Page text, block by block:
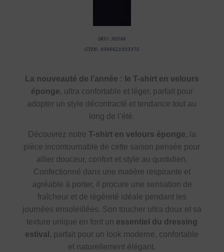
SKU: 36546
GTIN: 9306621033375
La nouveauté de l’année : le T-shirt en velours
éponge, ultra confortable et léger, parfait pour
adopter un style décontracté et tendance tout au
long de l’été.
Découvrez notre T-shirt en velours éponge, la
pièce incontournable de cette saison pensée pour
allier douceur, confort et style au quotidien.
Confectionné dans une matière respirante et
agréable à porter, il procure une sensation de
fraîcheur et de légèreté idéale pendant les
journées ensoleillées. Son toucher ultra doux et sa
texture unique en font un essentiel du dressing
estival , parfait pour un look moderne, confortable
et naturellement élégant.